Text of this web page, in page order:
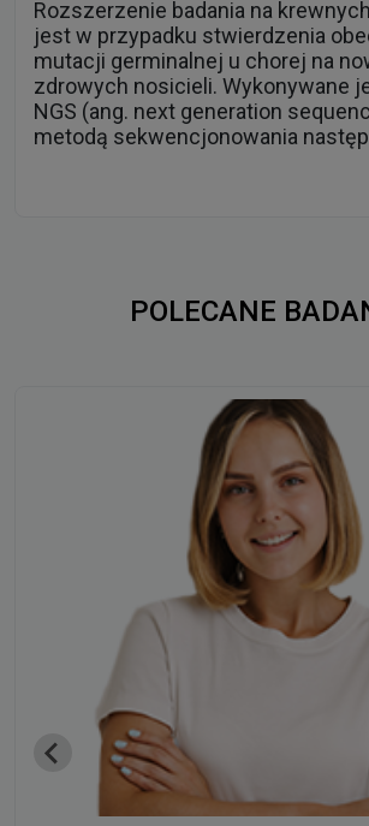
Rozszerzenie badania na
jest w przypadku stwierdzenia
mutacji germinalnej u chorej na
zdrowych nosicieli. Wykonywane
NGS (ang. next generation
metodą sekwencjonowania
POLECANE